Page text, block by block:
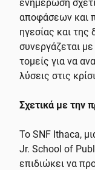
ενημέρωση
αποφάσεων και
ηγεσίας και της
συνεργάζεται
τομείς για να
λύσεις στις
Σχετικά με την
Το SNF Ithaca,
Jr. School of
επιδιώκει να